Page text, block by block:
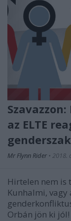
az ELTE
Mr Flynn Rider • 2018.
Hirtelen nem is
Kunhalmi, vagy
Orbán jön ki jól!